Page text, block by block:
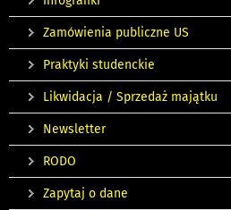
Zamówienia publiczne US
Praktyki studenckie
Likwidacja / Sprzedaż majątku
Newsletter
RODO
Zapytaj o dane